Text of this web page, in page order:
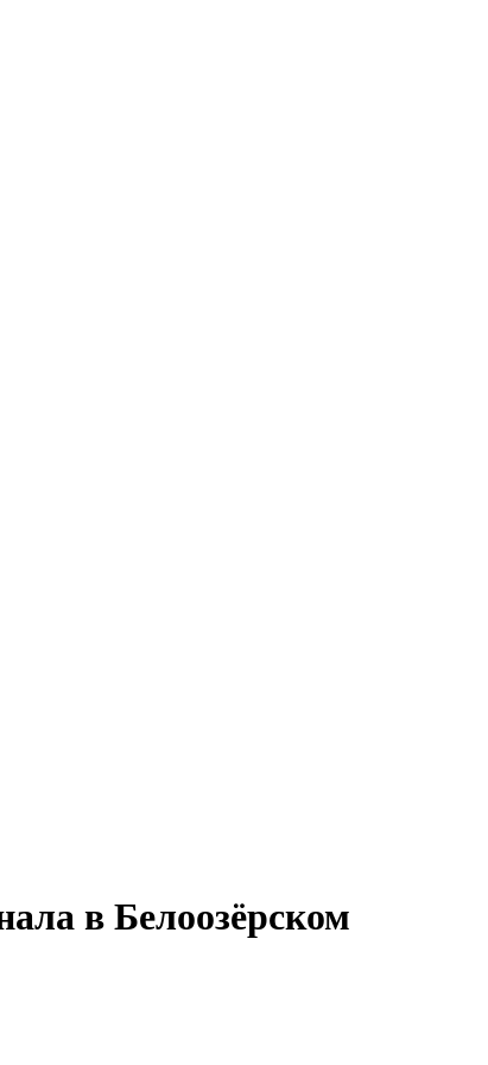
в Белоозёрском